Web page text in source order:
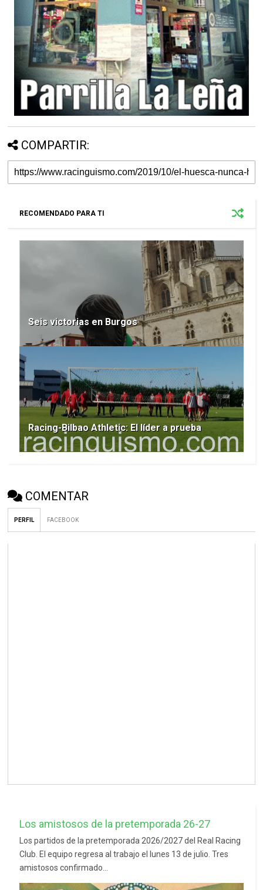
COMPARTIR:
RECOMENDADO PARA TI
Seis victorias en Burgos
Racing-Bilbao Athletic: El líder a prueba
COMENTAR
PERFIL FACEBOOK
Los amistosos de la pretemporada 26-27
Los partidos de la pretemporada 2026/2027 del Real Racing
Club. El equipo regresa al trabajo el lunes 13 de julio. Tres
amistosos confirmado...